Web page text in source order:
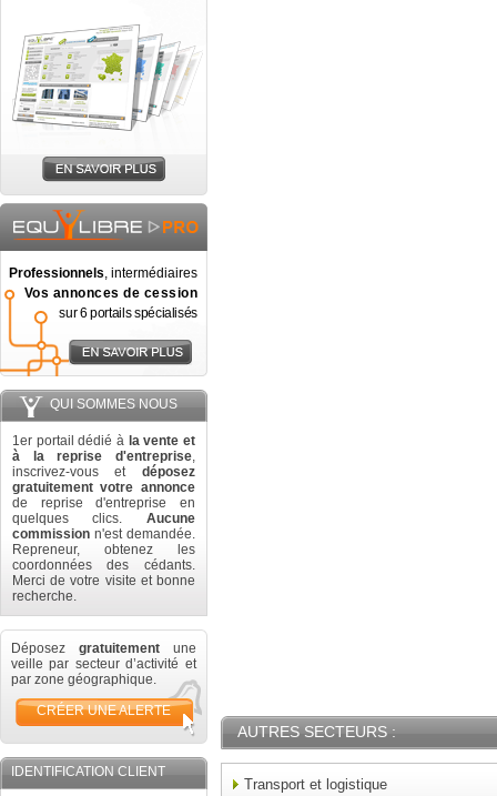
Professionnels, intermédiaires
Vos annonces de cession
sur 6 portails spécialisés
QUI SOMMES NOUS
1er portail dédié à la vente et
à la reprise d'entreprise,
inscrivez-vous et déposez
gratuitement votre annonce
de reprise d'entreprise en
quelques clics. Aucune
commission n'est demandée.
Repreneur, obtenez les
coordonnées des cédants.
Merci de votre visite et bonne
recherche.
Déposez gratuitement une
veille par secteur d’activité et
par zone géographique.
CRÉER UNE ALERTE
IDENTIFICATION CLIENT
AUTRES SECTEURS :
Transport et logistique